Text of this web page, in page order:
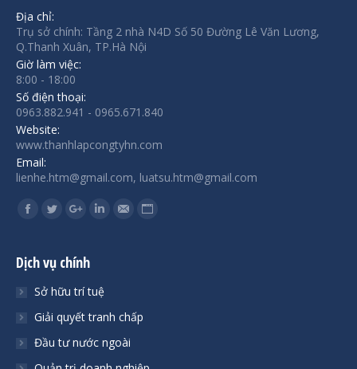
Địa chỉ:
Trụ sở chính: Tầng 2 nhà N4D Số 50 Đường Lê Văn Lương,
Q.Thanh Xuân, TP.Hà Nội
Giờ làm việc:
8:00 - 18:00
Số điện thoại:
0963.882.941 - 0965.671.840
Website:
www.thanhlapcongtyhn.com
Email:
lienhe.htm@gmail.com, luatsu.htm@gmail.com
Find us on:
Facebook
Twitter MailWebsite
Dịch vụ chính
Sở hữu trí tuệ
Giải quyết tranh chấp
Đầu tư nước ngoài